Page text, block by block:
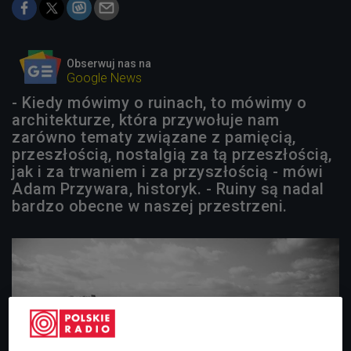
Obserwuj nas na
Google News
- Kiedy mówimy o ruinach, to mówimy o
architekturze, która przywołuje nam
zarówno tematy związane z pamięcią,
przeszłością, nostalgią za tą przeszłością,
jak i za trwaniem i za przyszłością - mówi
Adam Przywara, historyk. - Ruiny są nadal
bardzo obecne w naszej przestrzeni.